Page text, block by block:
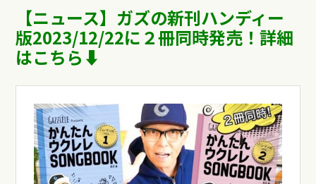
【ニュース】ガズの新刊ハンディー
版2023/12/22に２冊同時発売！詳細
はこちら⬇︎